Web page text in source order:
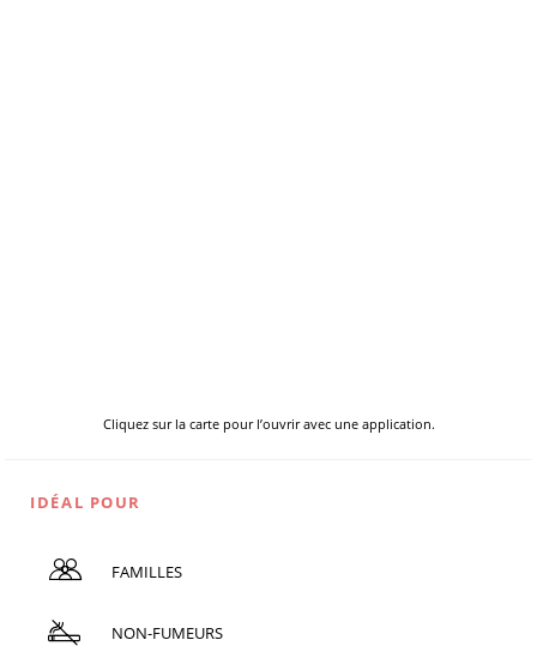
Cliquez sur la carte pour l’ouvrir avec une application.
IDÉAL POUR
FAMILLES
NON-FUMEURS